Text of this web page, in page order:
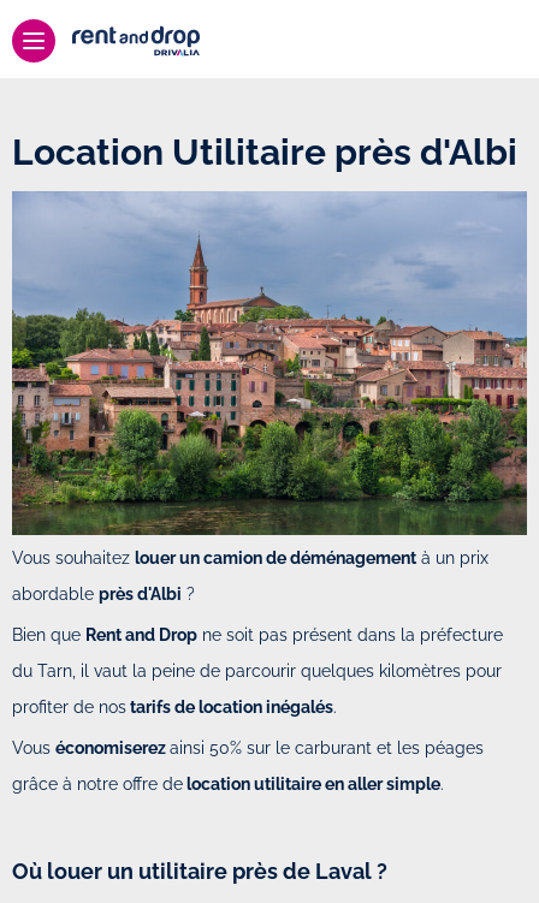
Location Utilitaire près d'Albi
Vous souhaitez louer un camion de déménagement à un prix
abordable près d'Albi ?
Bien que Rent and Drop ne soit pas présent dans la préfecture
du Tarn, il vaut la peine de parcourir quelques kilomètres pour
profiter de nostarifs de location inégalés.
Vous économiserezainsi 50% sur le carburant et les péages
grâce à notre offre de location utilitaire en aller simple.
Où louer un utilitaire près de Laval ?